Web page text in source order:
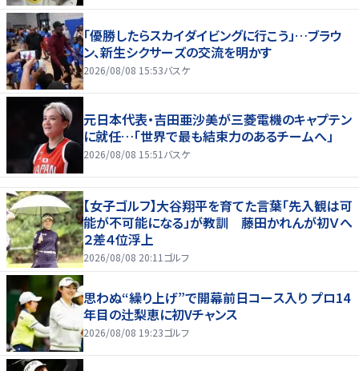
「優勝したらスカイダイビングに行こう」…ブラウ
ン、新生シクサーズの交流を明かす
2026/08/08 15:53バスケ
元日本代表・吉田亜沙美が三菱電機のキャプテン
に就任…「世界で最も結束力のあるチームへ」
2026/08/08 15:51 バスケ
【女子ゴルフ】大谷翔平を育てた言葉「先入観は可
能が不可能になる」が教訓 藤田かれんが初Ｖへ
２差４位浮上
2026/08/08 20:11 ゴルフ
思わぬ“繰り上げ”で開幕前日コース入り プロ14
年目の辻梨恵に初Vチャンス
2026/08/08 19:23ゴルフ